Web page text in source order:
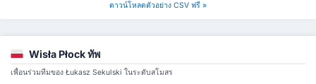
ดาวน์โหลดตัวอย่าง CSV ฟรี »
Wisła Płock ทัพ
เพื่อนร่วมทีมของ Łukasz Sekulski ในระดับสโมสร